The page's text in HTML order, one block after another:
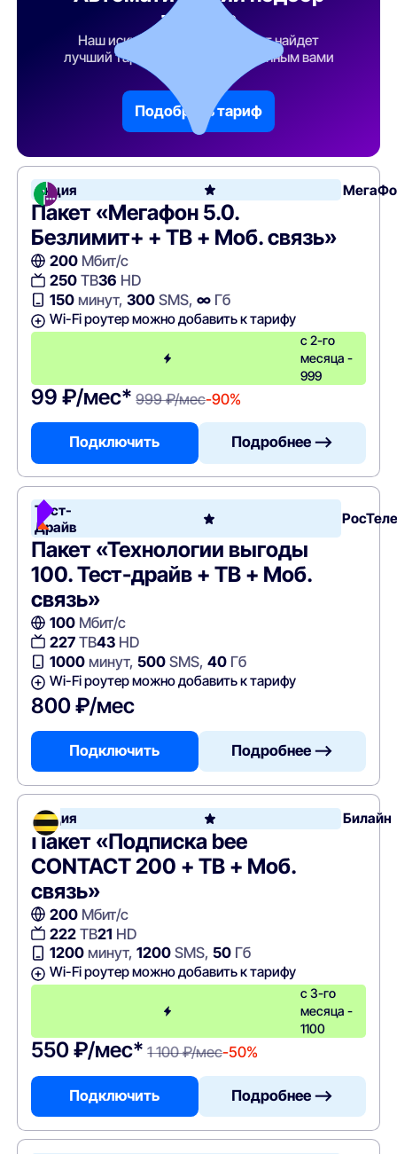
тарифа
Наш искусственный интеллект найдет
лучший тарифный план по указанным вами
Подобрать тариф
Акция
Пакет «Мегафон 5.0.
Безлимит+ + ТВ + Моб. связь»
200Мбит/с
250ТВ36 HD
150минут, 300SMS, ∞Гб
Wi-Fi роутер можно добавить к тарифу
с 2-го
месяца -
999
99 ₽/мес* 999 ₽/мес-90%
Подключить Подробнее —>
Тест-
Драйв
Пакет «Технологии выгоды
100. Тест-драйв + ТВ + Моб.
связь»
100Мбит/с
227ТВ43HD
1000минут, 500SMS, 40Гб
Wi-Fi роутер можно добавить к тарифу
800 ₽/мес
Подключить Подробнее —>
Акция Билайн
Пакет «Подписка bee
CONTACT 200 + ТВ + Моб.
связь»
200Мбит/с
222ТВ21 HD
1200минут, 1200SMS, 50Гб
Wi-Fi роутер можно добавить к тарифу
с 3-го
месяца -
1100
550 ₽/мес* 1 100 ₽/мес-50%
Подключить Подробнее —>